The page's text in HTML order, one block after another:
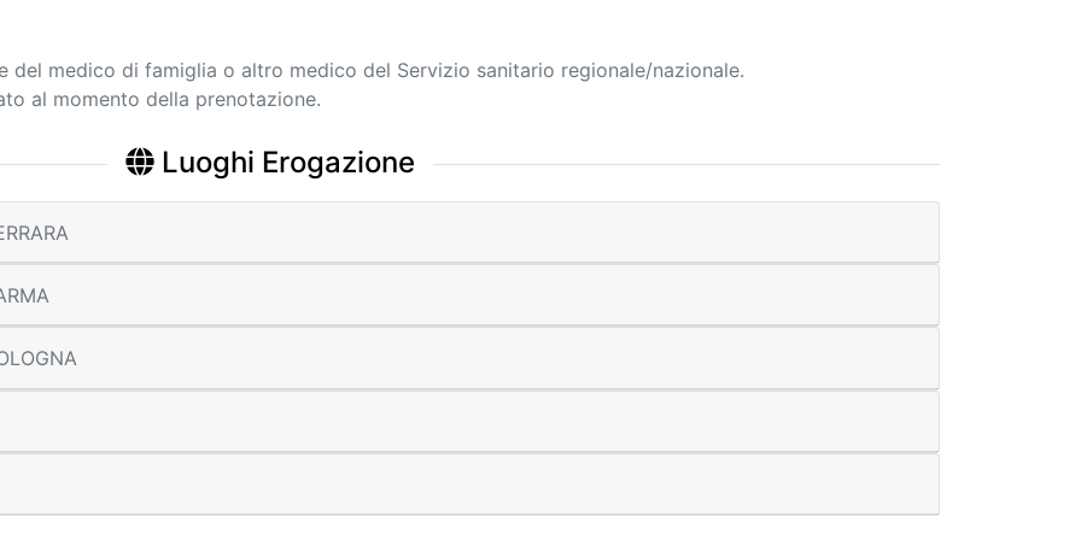
del medico di famiglia o altro medico del Servizio sanitario regionale/nazionale.
al momento della prenotazione.
Luoghi Erogazione